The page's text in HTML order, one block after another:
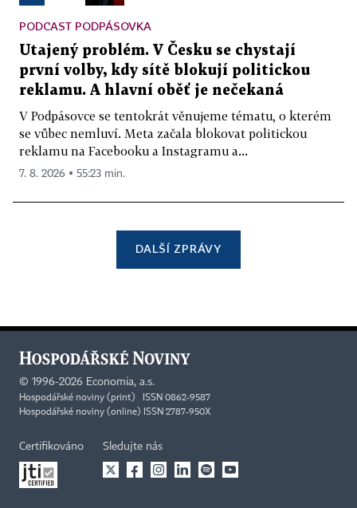
PODCAST PODPÁSOVKA
Utajený problém. V Česku se chystají
první volby, kdy sítě blokují politickou
reklamu. A hlavní oběť je nečekaná
V Podpásovce se tentokrát věnujeme tématu, o kterém
se vůbec nemluví. Meta začala blokovat politickou
reklamu na Facebooku a Instagramu a...
7. 8. 2026 ▪ 55:23 min.
DALŠÍ ZPRÁVY
© 1996-2026 Economia, a.s.
Hospodářské noviny (print) ISSN 0862-9587
Hospodářské noviny (online) ISSN 2787-950X
Certifikováno Sledujte nás